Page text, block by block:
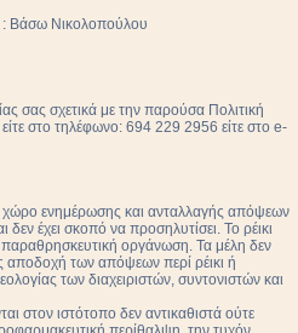
: Βάσω Νικολοπούλου
σας σχετικά με την παρούσα Πολιτική
στο τηλέφωνο: 694 229 2956 είτε στο e-
χώρο ενημέρωσης και ανταλλαγής απόψεων
δεν έχει σκοπό να προσηλυτίσει. To ρέικι
παραθρησκευτική οργάνωση. Τα μέλη δεν
αποδοχή των απόψεων περί ρέικι ή
των διαχειριστών, συντονιστών και
στον ιστότοπο δεν αντικαθιστά ούτε